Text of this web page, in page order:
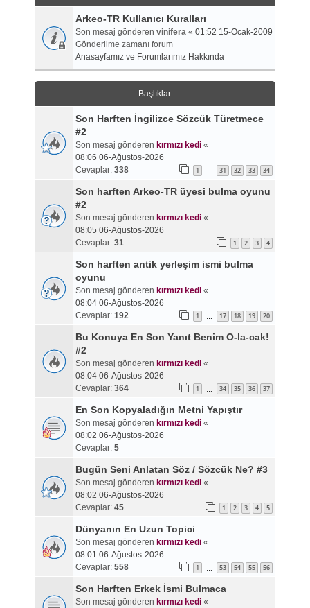
Arkeo-TR Kullanıcı Kuralları
Son mesaj gönderen vinifera« 01:52 15-Ocak-2009
Gönderilme zamanı forum
Anasayfamız ve Forumlarımız Hakkında
Başlıklar
Son Harften İngilizce Sözcük Türetmece
#2
Son mesaj gönderen kırmızı kedi«
08:06 06-Ağustos-2026
Cevaplar: 338 1 … 31 32 33 34
Son harften Arkeo-TR üyesi bulma oyunu
#2
Son mesaj gönderen kırmızı kedi«
08:05 06-Ağustos-2026
Cevaplar: 31 1 2 3 4
Son harften antik yerleşim ismi bulma
oyunu
Son mesaj gönderen kırmızı kedi«
08:04 06-Ağustos-2026
Cevaplar: 192 1 … 17 18 19 20
Bu Konuya En Son Yanıt Benim O-la-cak!
#2
Son mesaj gönderen kırmızı kedi«
08:04 06-Ağustos-2026
Cevaplar: 364 1 … 34 35 36 37
En Son Kopyaladığın Metni Yapıştır
Son mesaj gönderen kırmızı kedi«
08:02 06-Ağustos-2026
Cevaplar: 5
Bugün Seni Anlatan Söz / Sözcük Ne? #3
Son mesaj gönderen kırmızı kedi«
08:02 06-Ağustos-2026
Cevaplar: 45 1 2 3 4 5
Dünyanın En Uzun Topici
Son mesaj gönderen kırmızı kedi«
08:01 06-Ağustos-2026
Cevaplar: 558 1 … 53 54 55 56
Son Harften Erkek İsmi Bulmaca
Son mesaj gönderen kırmızı kedi«